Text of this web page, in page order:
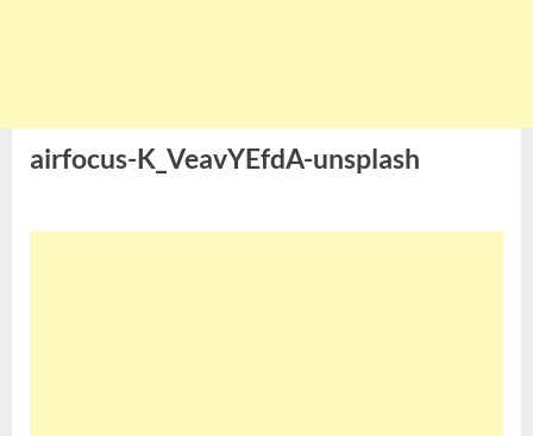
airfocus-K_VeavYEfdA-unsplash